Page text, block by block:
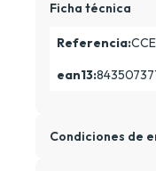
Ficha técnica
Referencia:
ean13:
Condiciones de